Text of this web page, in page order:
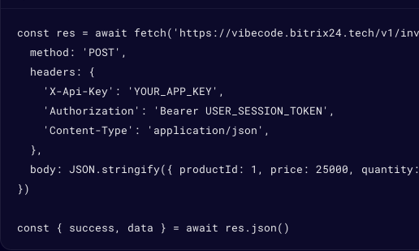
const res = await fetch('https://vibecode.bitrix24.tech/v1/
  method: 'POST',
  headers: {
    'X-Api-Key': 'YOUR_APP_KEY',
    'Authorization': 'Bearer USER_SESSION_TOKEN',
    'Content-Type': 'application/json',
  },
body: JSON.stringify({ productId: 1, price: 25000,
})
const { success, data } = await res.json()